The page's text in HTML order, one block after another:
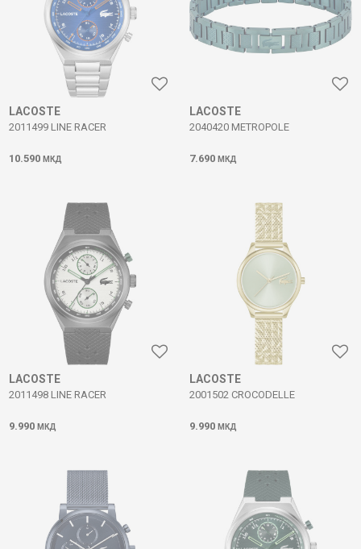
LACOSTE
2011499 LINE RACER
10.590 МКД
LACOSTE
2040420 METROPOLE
7.690 МКД
LACOSTE
2011498 LINE RACER
9.990 МКД
LACOSTE
2001502 CROCODELLE
9.990 МКД